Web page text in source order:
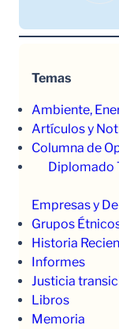
Temas
Ambiente,
Artículos y
Columna de
Diplomado
Empresas y
Grupos
Historia
Informes
Justicia
Libros
Memoria